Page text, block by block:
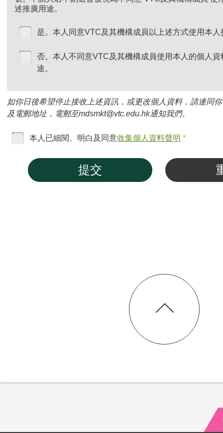
述推廣用途。
是。本人同意VTC及其機構成員以上述方式使用本
否。本人不同意VTC及其機構成員使用本人的個人
途。
如你日後希望停止接收上述資訊，或更改個人資料，請連同
及電郵地址，電郵至mdsmkt@vtc.edu.hk通知我們。
本人已細閱、明白及同意收集個人資料聲明 *
提交